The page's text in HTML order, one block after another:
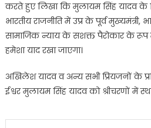
करते हुए लिखा कि मुलायम सिंह यादव के
भारतीय राजनीति में उप्र के पूर्व मुख्यमंत्री,
सामाजिक न्याय के सशक्त पैरोकार के
हमेशा याद रखा जाएगा।
अखिलेश यादव व अन्य सभी प्रियजनों के
ईश्वर मुलायम सिंह यादव को श्रीचरणों में